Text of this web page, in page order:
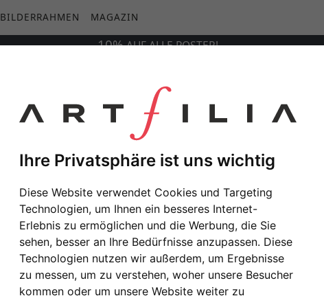
Ihre Privatsphäre ist uns wichtig
Diese Website verwendet Cookies und Targeting
Technologien, um Ihnen ein besseres Internet-
Erlebnis zu ermöglichen und die Werbung, die Sie
sehen, besser an Ihre Bedürfnisse anzupassen. Diese
Technologien nutzen wir außerdem, um Ergebnisse
zu messen, um zu verstehen, woher unsere Besucher
kommen oder um unsere Website weiter zu
BILDERRAHMEN MAGAZIN
10%AUFALLEPOSTER!